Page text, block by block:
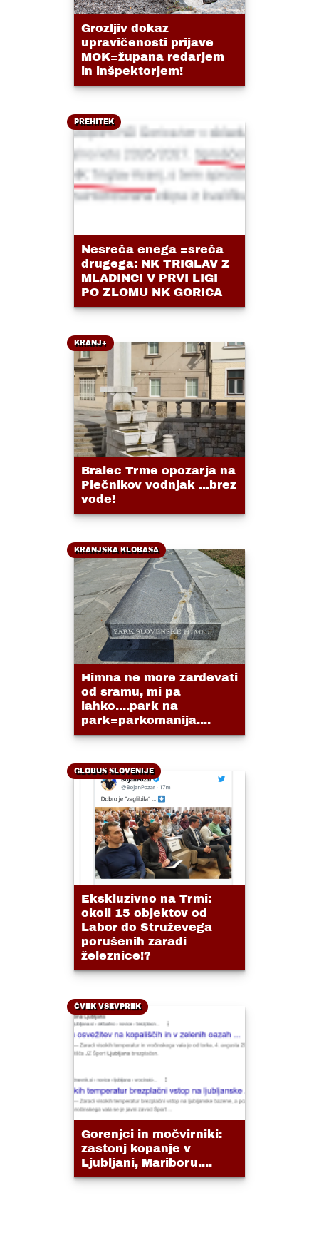
Grozljiv dokaz
upravičenosti prijave
MOK=župana redarjem
in inšpektorjem!
PREHITEK
Nesreča enega =sreča
drugega: NK TRIGLAV Z
MLADINCI V PRVI LIGI
PO ZLOMU NK GORICA
KRANJ+
Bralec Trme opozarja na
Plečnikov vodnjak ...brez
vode!
KRANJSKA KLOBASA
Himna ne more zardevati
od sramu, mi pa
lahko....park na
park=parkomanija....
GLOBUS SLOVENIJE
Ekskluzivno na Trmi:
okoli 15 objektov od
Labor do Struževega
porušenih zaradi
železnice!?
ČVEK VSEVPREK
Gorenjci in močvirniki:
zastonj kopanje v
Ljubljani, Mariboru....